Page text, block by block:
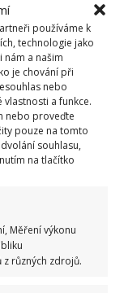
používáme k
technologie jako
nám a našim
je chování při
nebo
a funkce.
nebo proveďte
pouze na tomto
souhlasu,
na tlačítko
Měření výkonu
různých zdrojů.
sekání i
a lokaci
za socialismu:
12 ze 12 bodů